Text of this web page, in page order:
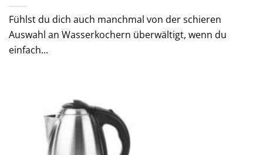
Fühlst du dich auch manchmal von der schieren
Auswahl an Wasserkochern überwältigt, wenn du
einfach...